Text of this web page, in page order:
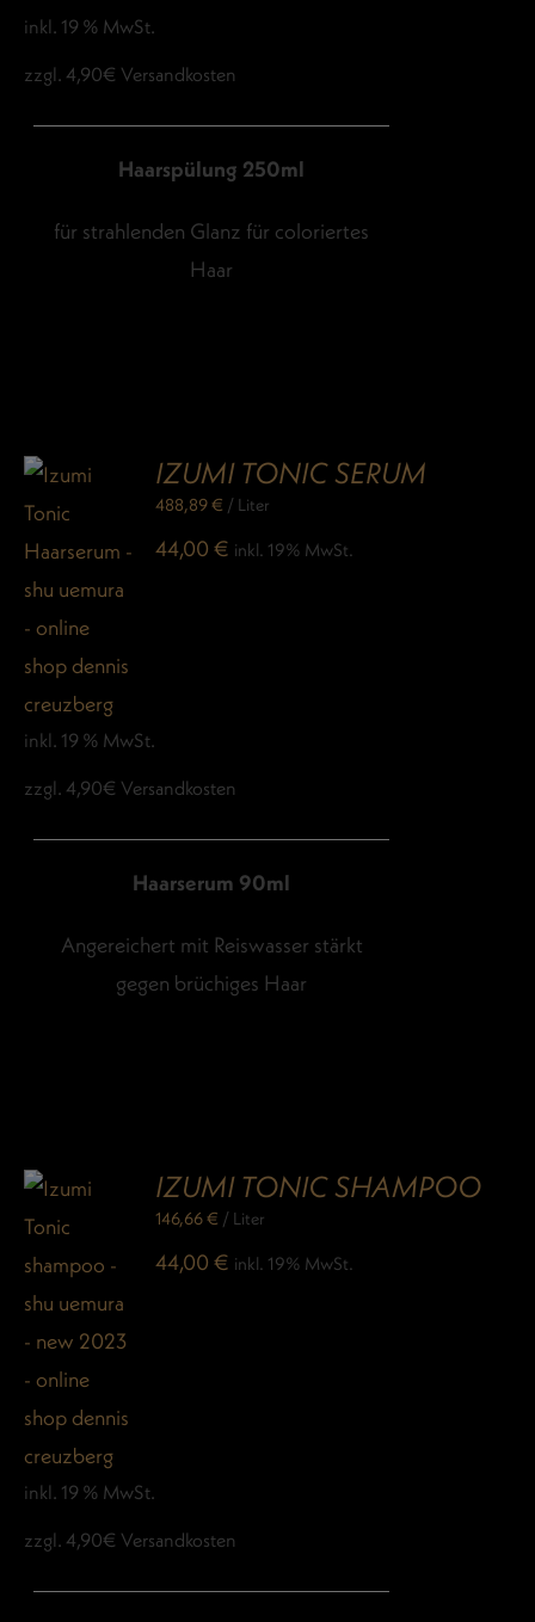
inkl. 19 % MwSt.
zzgl. 4,90€ Versandkosten
Haarspülung 250ml
für strahlenden Glanz für coloriertes
Haar
IZUMI TONIC SERUM
488,89€ / Liter
44,00€ inkl. 19% MwSt.
inkl. 19 % MwSt.
zzgl. 4,90€ Versandkosten
Haarserum 90ml
Angereichert mit Reiswasser stärkt
gegen brüchiges Haar
IZUMI TONIC SHAMPOO
146,66€ / Liter
44,00€ inkl. 19% MwSt.
inkl. 19 % MwSt.
zzgl. 4,90€ Versandkosten